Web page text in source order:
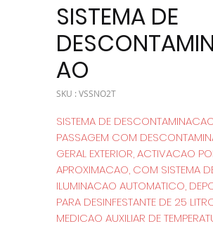
SISTEMA DE
AO
SKU : VSSNO2T
SISTEMA DE
PASSAGEM COM
GERAL EXTERIOR, ACTIVACAO
APROXIMACAO, COM SISTEMA
ILUMINACAO AUTOMATICO,
PARA DESINFESTANTE DE 25
MEDICAO AUXILIAR DE